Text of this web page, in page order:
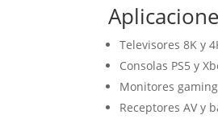
Televisores 8K y
Consolas PS5 y
Monitores
Receptores AV y